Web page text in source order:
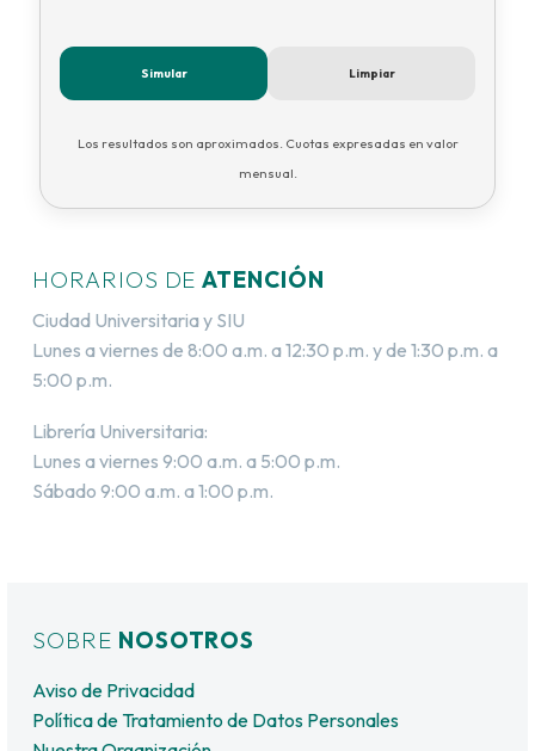
Simular Limpiar
Los resultados son aproximados. Cuotas expresadas en valor
mensual.
HORARIOS DEATENCIÓN
Ciudad Universitaria y SIU
Lunes a viernes de 8:00 a.m. a 12:30 p.m. y de 1:30 p.m. a
5:00 p.m.
Librería Universitaria:
Lunes a viernes 9:00 a.m. a 5:00 p.m.
Sábado 9:00 a.m. a 1:00 p.m.
SOBRE NOSOTROS
Aviso de Privacidad
Política de Tratamiento de Datos Personales